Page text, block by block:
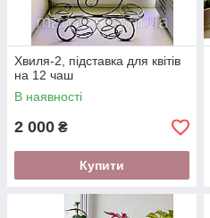
Хвиля-2, підставка для квітів
на 12 чаш
В наявності
2 000 ₴
Купити